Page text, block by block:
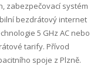
po celé ČR
zabezpečovací systém
bezdrátový internet
5 GHz AC nebo
tarify. Přívod
spoje z Plzně.